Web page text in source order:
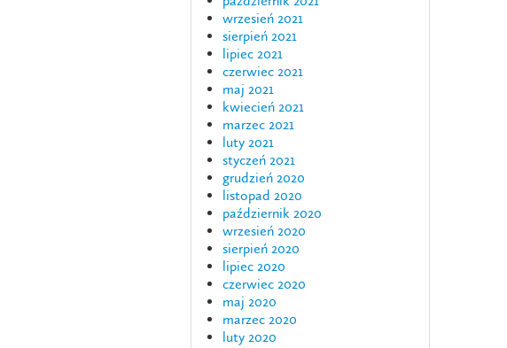
wrzesień 2021
sierpień 2021
lipiec 2021
czerwiec 2021
maj 2021
kwiecień 2021
marzec 2021
luty 2021
styczeń 2021
grudzień 2020
listopad 2020
październik 2020
wrzesień 2020
sierpień 2020
lipiec 2020
czerwiec 2020
maj 2020
marzec 2020
luty 2020